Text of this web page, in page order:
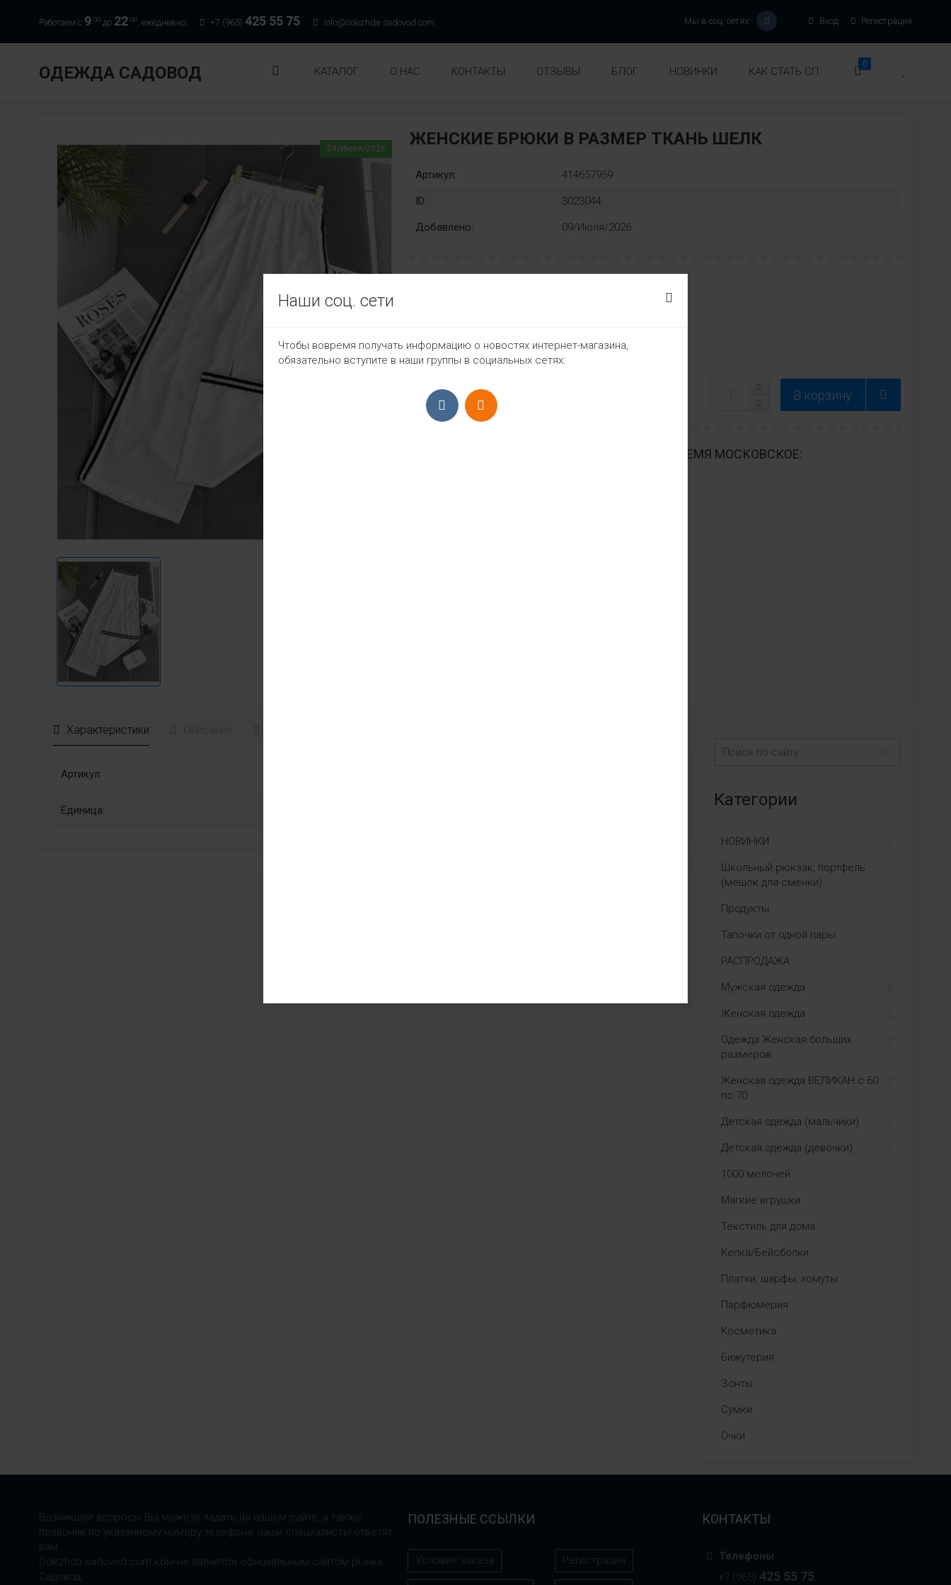
Работаем с 9 00 до 22 00, ежедневно: +7 (965) 425 55 75 info@odezhda-sadovod.com Вход Регистрация
Мы в соц. сетях:
ОДЕЖДА САДОВОД КАТАЛОГ О НАС КОНТАКТЫ ОТЗЫВЫ БЛОГ НОВИНКИ КАК СТАТЬ СП
0
09/Июля/2026 ЖЕНСКИЕ БРЮКИ В РАЗМЕР ТКАНЬ ШЕЛК
Артикул: 414657959
ID: 3023044
Добавлено: 09/Июля/2026
931₽
ПРИЁМ ЗАКАЗОВ С 9:00-22:00, ЕЖЕДНЕВНО ВРЕМЯ МОСКОВСКОЕ:
Характеристики
Артикул:
Единица:
Категории
НОВИНКИ
Школьный рюкзак, портфель
(мешок для сменки)
Продукты
Тапочки от одной пары
РАСПРОДАЖА
Мужская одежда
Женская одежда
Одежда Женская больших
размеров
Женская одежда ВЕЛИКАН с 60
по 70
Детская одежда (мальчики)
Детская одежда (девочки)
1000 мелочей
Мягкие игрушки
Текстиль для дома
Кепка/Бейсболки
Платки, шарфы, хомуты
Парфюмерия
Косметика
Бижутерия
Зонты
Сумки
Очки
Возникшие вопросы Вы можете задать на нашем сайте, а также
позвонив по указанному номеру телефона: наши специалисты ответят
вам.
Odezhda-sadovod.com.ком-не является официальным сайтом рынка
Садовод.
ПОЛЕЗНЫЕ ССЫЛКИ
Условия заказа Регистрация
КОНТАКТЫ
Телефоны
+7 (965) 425 55 75
Наши соц. сети
Чтобы вовремя получать информацию о новостях интернет-магазина,
обязательно вступите в наши группы в социальных сетях: